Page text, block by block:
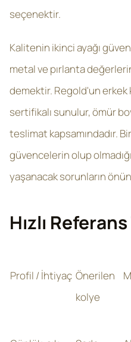
seçenektir.
Kalitenin ikinci ayağı
metal ve pırlanta
demektir. Regold'un
sertifikalı sunulur, ömür
teslimat kapsamındadır.
güvencelerin olup
yaşanacak sorunların
Hızlı
Profil / İhtiyaç Önerilen
kolye